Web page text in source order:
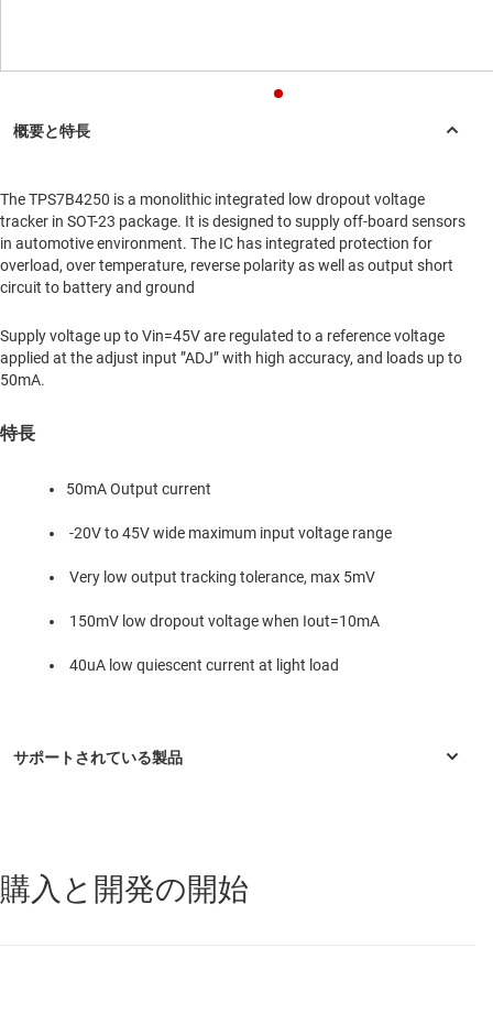
The TPS7B4250 is a monolithic integrated low dropout voltage
tracker in SOT-23 package. It is designed to supply off-board sensors
in automotive environment. The IC has integrated protection for
overload, over temperature, reverse polarity as well as output short
circuit to battery and ground
Supply voltage up to Vin=45V are regulated to a reference voltage
applied at the adjust input ”ADJ” with high accuracy, and loads up to
50mA.
特長
50mA Output current
-20V to 45V wide maximum input voltage range
Very low output tracking tolerance, max 5mV
150mV low dropout voltage when Iout=10mA
40uA low quiescent current at light load
TPS7B4250-Q1 — 車載対応、50mA、バッテリ直結対応 (40V)、調
整可能な電圧トラッキング機能、低ドロップアウト電圧レギュレー
購入と開発の開始